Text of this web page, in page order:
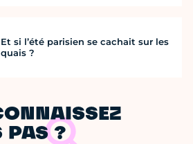
Et si l’été parisien se cachait sur les
quais ?
PAS ?